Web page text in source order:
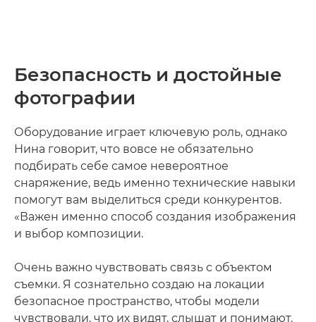
Безопасность и достойные
фотографии
Оборудование играет ключевую роль, однако
Нина говорит, что вовсе не обязательно
подбирать себе самое невероятное
снаряжение, ведь именно технические навыки
помогут вам выделиться среди конкурентов.
«Важен именно способ создания изображения
и выбор композиции.
Очень важно чувствовать связь с объектом
съемки. Я сознательно создаю на локации
безопасное пространство, чтобы модели
чувствовали, что их видят, слышат и понимают.